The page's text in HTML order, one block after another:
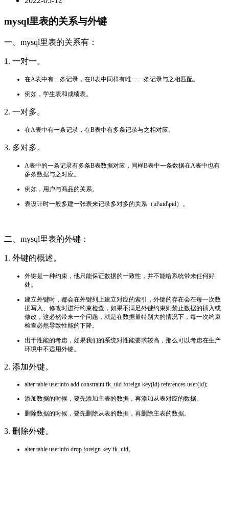
mysql里表的关系与外键
一、mysql里表的关系有：
1. 一对一。
在A表中有一条记录，在B表中同样有唯一一条记录与之相匹配。
例如，学生表和成绩表。
2. 一对多。
在A表中有一条记录，在B表中有多条记录与之相对应。
3. 多对多。
A表中的一条记录有多条B表数据对应，同样B表中一条数据在A表中也有
多条数据与之对应。
例如，用户与商品的关系。
表设计时一般多建一张表来记录多对多的关系（id\uid\pid）。
二、mysql里表的外键：
1. 外键的概述。
外键是一种约束，他只能保证数据的一致性，并不能给系统带来任何好
处。
建立外键时，都会在外键列上建立对应的索引，外键的存在会在每一次数
据写入、修改时进行约束检查，如果不满足外键约束则禁止数据的插入或
修改，这必然带来一个问题，就是在数据量特别大的情况下，每一次约束
检查必然导致性能的下降。
出于性能的考虑，如果我们的系统对性能要求较高，那么可以考虑在生产
环境中不适用外键。
2. 添加外键。
alter table userinfo add constraint fk_uid foreign key(id) references user(id);
添加数据的时候，要先添加主表的数据，再添加从表对应的数据。
删除数据的时候，要先删除从表的数据，再删除主表的数据。
3. 删除外键。
alter table userinfo drop foreign key fk_uid。